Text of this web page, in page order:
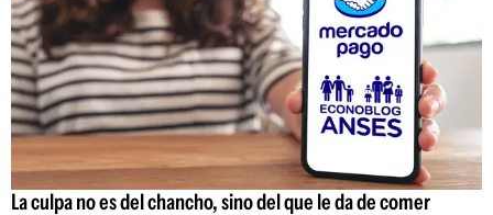
La culpa no es del chancho, sino del que le da de comer